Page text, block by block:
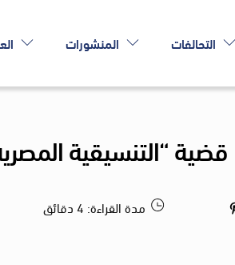
التحالفات المنشورات
مدة القراءة: 4دقائق